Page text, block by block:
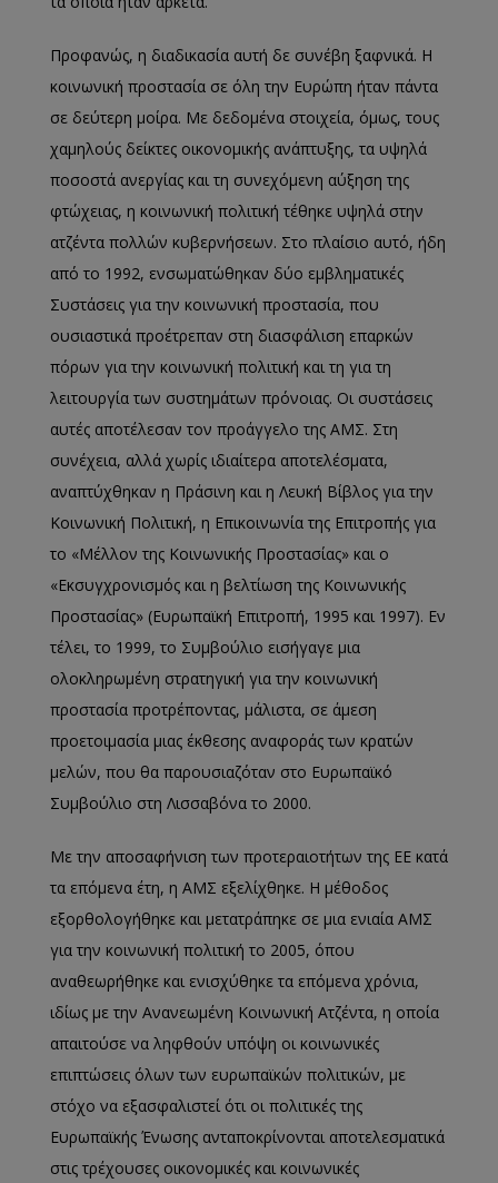
Προφανώς, η διαδικασία αυτή δε συνέβη ξαφνικά. Η
κοινωνική προστασία σε όλη την Ευρώπη ήταν πάντα
σε δεύτερη μοίρα. Με δεδομένα στοιχεία, όμως, τους
χαμηλούς δείκτες οικονομικής ανάπτυξης, τα υψηλά
ποσοστά ανεργίας και τη συνεχόμενη αύξηση της
φτώχειας, η κοινωνική πολιτική τέθηκε υψηλά στην
ατζέντα πολλών κυβερνήσεων. Στο πλαίσιο αυτό, ήδη
από το 1992, ενσωματώθηκαν δύο εμβληματικές
Συστάσεις για την κοινωνική προστασία, που
ουσιαστικά προέτρεπαν στη διασφάλιση επαρκών
πόρων για την κοινωνική πολιτική και τη για τη
λειτουργία των συστημάτων πρόνοιας. Οι συστάσεις
αυτές αποτέλεσαν τον προάγγελο της ΑΜΣ. Στη
συνέχεια, αλλά χωρίς ιδιαίτερα αποτελέσματα,
αναπτύχθηκαν η Πράσινη και η Λευκή Βίβλος για την
Κοινωνική Πολιτική, η Επικοινωνία της Επιτροπής για
το «Μέλλον της Κοινωνικής Προστασίας» και ο
«Εκσυγχρονισμός και η βελτίωση της Κοινωνικής
Προστασίας» (Ευρωπαϊκή Επιτροπή, 1995 και 1997). Εν
τέλει, το 1999, το Συμβούλιο εισήγαγε μια
ολοκληρωμένη στρατηγική για την κοινωνική
προστασία προτρέποντας, μάλιστα, σε άμεση
προετοιμασία μιας έκθεσης αναφοράς των κρατών
μελών, που θα παρουσιαζόταν στο Ευρωπαϊκό
Συμβούλιο στη Λισσαβόνα το 2000.
Με την αποσαφήνιση των προτεραιοτήτων της ΕΕ κατά
τα επόμενα έτη, η ΑΜΣ εξελίχθηκε. Η μέθοδος
εξορθολογήθηκε και μετατράπηκε σε μια ενιαία ΑΜΣ
για την κοινωνική πολιτική το 2005, όπου
αναθεωρήθηκε και ενισχύθηκε τα επόμενα χρόνια,
ιδίως με την Ανανεωμένη Κοινωνική Ατζέντα, η οποία
απαιτούσε να ληφθούν υπόψη οι κοινωνικές
επιπτώσεις όλων των ευρωπαϊκών πολιτικών, με
στόχο να εξασφαλιστεί ότι οι πολιτικές της
Ευρωπαϊκής Ένωσης ανταποκρίνονται αποτελεσματικά
στις τρέχουσες οικονομικές και κοινωνικές